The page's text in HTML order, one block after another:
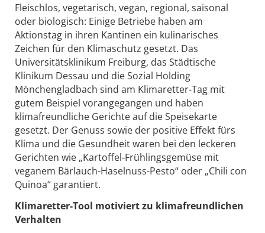
Fleischlos, vegetarisch, vegan, regional, saisonal
oder biologisch: Einige Betriebe haben am
Aktionstag in ihren Kantinen ein kulinarisches
Zeichen für den Klimaschutz gesetzt. Das
Universitätsklinikum Freiburg, das Städtische
Klinikum Dessau und die Sozial Holding
Mönchengladbach sind am Klimaretter-Tag mit
gutem Beispiel vorangegangen und haben
klimafreundliche Gerichte auf die Speisekarte
gesetzt. Der Genuss sowie der positive Effekt fürs
Klima und die Gesundheit waren bei den leckeren
Gerichten wie „Kartoffel-Frühlingsgemüse mit
veganem Bärlauch-Haselnuss-Pesto“ oder „Chili con
Quinoa“ garantiert.
Klimaretter-Tool motiviert zu klimafreundlichen
Verhalten